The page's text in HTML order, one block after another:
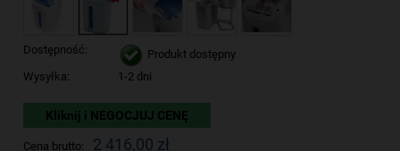
Dostępność:
Produkt dostępny
Wysyłka:
1-2 dni
Kliknij i NEGOCJUJ CENĘ
Cena brutto: 2 416,00 zł